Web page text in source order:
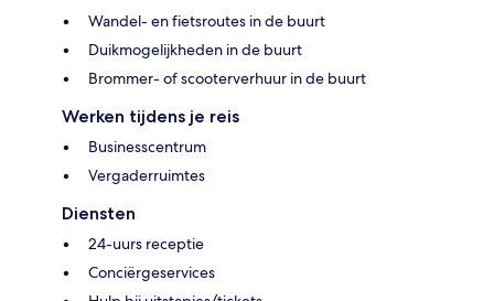
Wandel- en fietsroutes in de buurt
Duikmogelijkheden in de buurt
Brommer- of scooterverhuur in de buurt
Werken tijdens je reis
Businesscentrum
Vergaderruimtes
Diensten
24-uurs receptie
Conciërgeservices